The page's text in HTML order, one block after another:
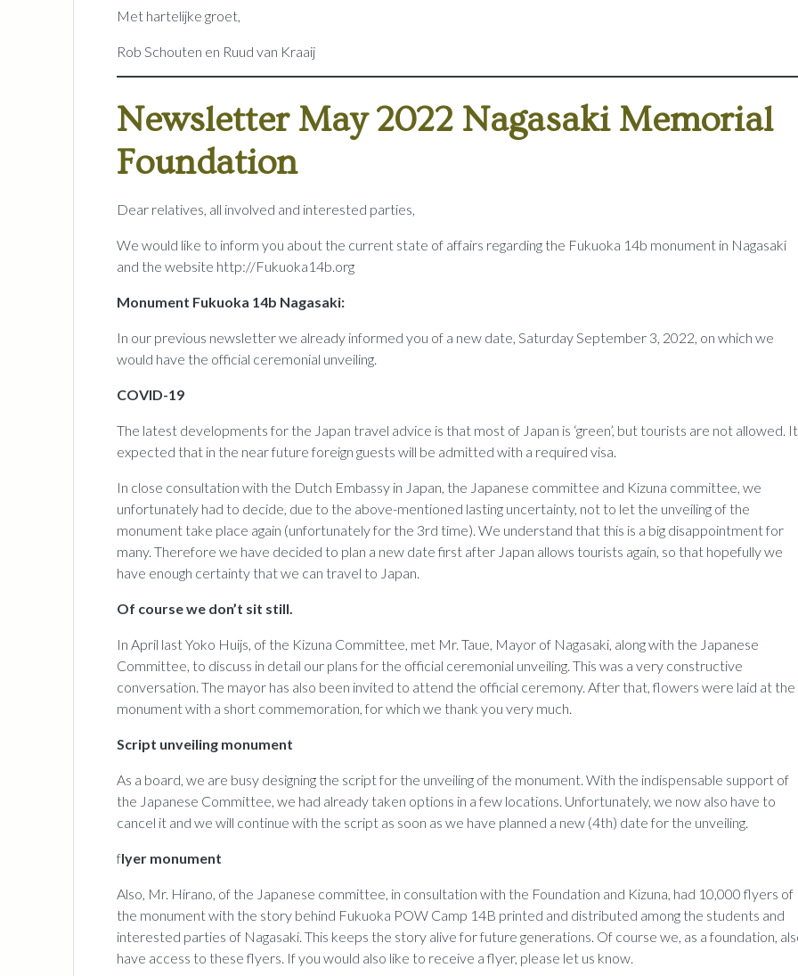
Met hartelijke groet,
Rob Schouten en Ruud van Kraaij
Newsletter May 2022 Nagasaki Memorial
Foundation
Dear relatives, all involved and interested parties,
We would like to inform you about the current state of affairs regarding the Fukuoka 14b monument in Nagasaki
and the website http://Fukuoka14b.org
Monument Fukuoka 14b Nagasaki:
In our previous newsletter we already informed you of a new date, Saturday September 3, 2022, on which we
would have the official ceremonial unveiling.
COVID-19
The latest developments for the Japan travel advice is that most of Japan is ‘green’, but tourists are not allowed.
expected that in the near future foreign guests will be admitted with a required visa.
In close consultation with the Dutch Embassy in Japan, the Japanese committee and Kizuna committee, we
unfortunately had to decide, due to the above-mentioned lasting uncertainty, not to let the unveiling of the
monument take place again (unfortunately for the 3rd time). We understand that this is a big disappointment for
many. Therefore we have decided to plan a new date first after Japan allows tourists again, so that hopefully we
have enough certainty that we can travel to Japan.
Of course we don’t sit still.
In April last Yoko Huijs, of the Kizuna Committee, met Mr. Taue, Mayor of Nagasaki, along with the Japanese
Committee, to discuss in detail our plans for the official ceremonial unveiling. This was a very constructive
conversation. The mayor has also been invited to attend the official ceremony. After that, flowers were laid at the
monument with a short commemoration, for which we thank you very much.
Script unveiling monument
As a board, we are busy designing the script for the unveiling of the monument. With the indispensable support of
the Japanese Committee, we had already taken options in a few locations. Unfortunately, we now also have to
cancel it and we will continue with the script as soon as we have planned a new (4th) date for the unveiling.
flyer monument
Also, Mr. Hirano, of the Japanese committee, in consultation with the Foundation and Kizuna, had 10,000 flyers of
the monument with the story behind Fukuoka POW Camp 14B printed and distributed among the students and
interested parties of Nagasaki. This keeps the story alive for future generations. Of course we, as a foundation,
have access to these flyers. If you would also like to receive a flyer, please let us know.